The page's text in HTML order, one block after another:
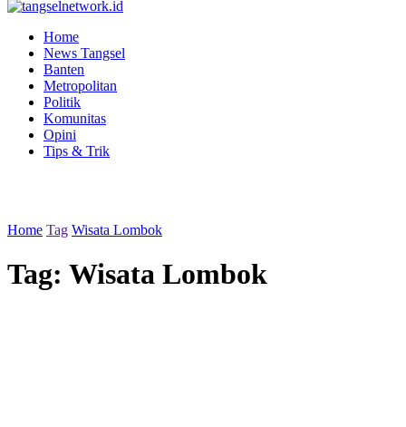
Home
News Tangsel
Banten
Metropolitan
Politik
Komunitas
Opini
Tips & Trik
Home Tag Wisata Lombok
Tag: Wisata Lombok